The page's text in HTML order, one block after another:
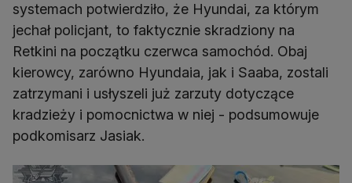
systemach potwierdziło, że Hyundai, za którym
jechał policjant, to faktycznie skradziony na
Retkini na początku czerwca samochód. Obaj
kierowcy, zarówno Hyundaia, jak i Saaba, zostali
zatrzymani i usłyszeli już zarzuty dotyczące
kradzieży i pomocnictwa w niej - podsumowuje
podkomisarz Jasiak.